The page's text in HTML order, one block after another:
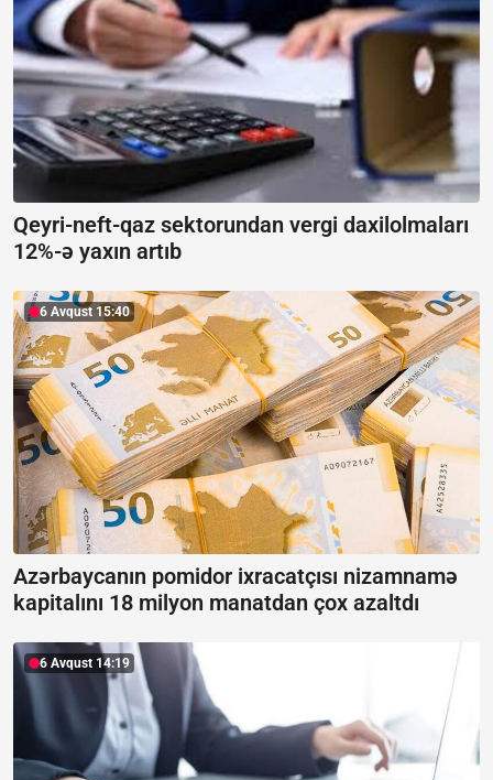
Qeyri-neft-qaz sektorundan vergi daxilolmaları
12%-ə yaxın artıb
6 Avqust 15:40
Azərbaycanın pomidor ixracatçısı nizamnamə
kapitalını 18 milyon manatdan çox azaltdı
6 Avqust 14:19